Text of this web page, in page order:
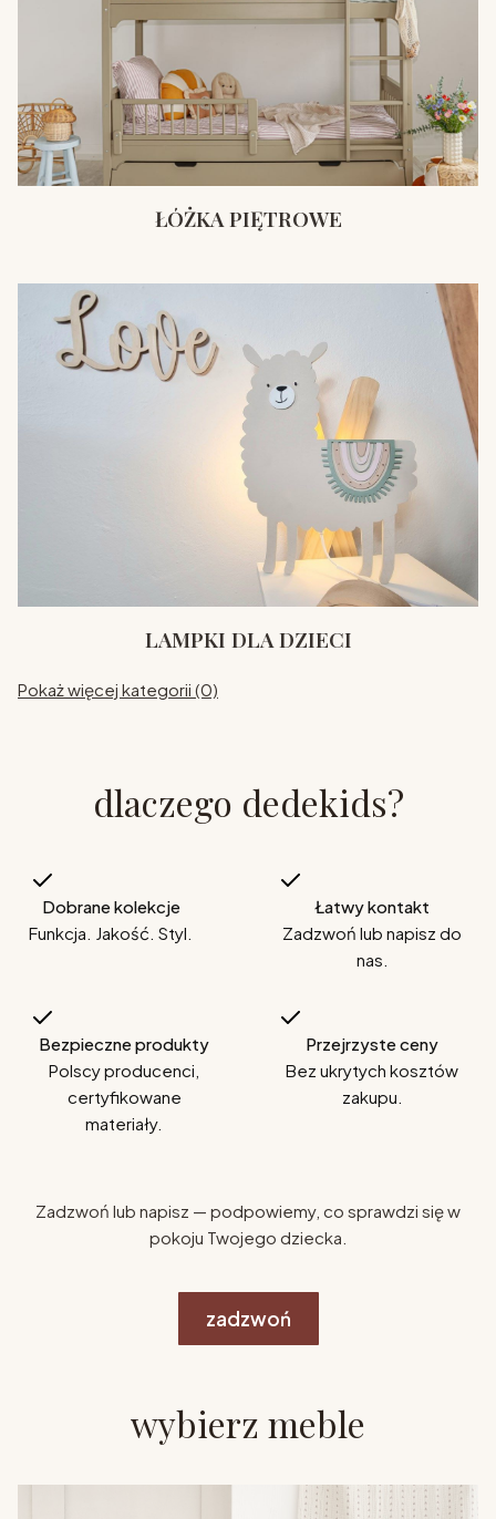
ŁÓŻKA PIĘTROWE
LAMPKI DLA DZIECI
Pokaż więcej kategorii (0)
dlaczego dedekids?
Dobrane kolekcje
Funkcja. Jakość. Styl.
Łatwy kontakt
Zadzwoń lub napisz do
nas.
Bezpieczne produkty
Polscy producenci,
certyfikowane
materiały.
Przejrzyste ceny
Bez ukrytych kosztów
zakupu.
Zadzwoń lub napisz — podpowiemy, co sprawdzi się w
pokoju Twojego dziecka.
zadzwoń
wybierz meble